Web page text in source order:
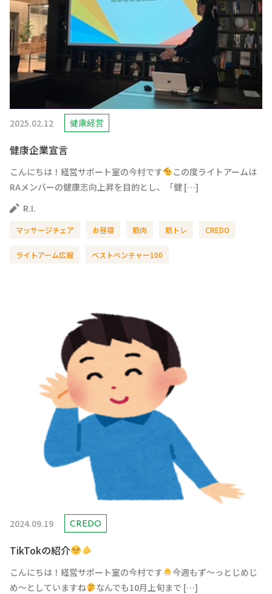
2025.02.12 健康経営
健康企業宣言
こんにちは！経営サポート室の今村です
この度ライトアームは
RAメンバーの健康志向上昇を目的とし、「健 […]
R.I.
マッサージチェア お昼寝 筋肉 筋トレ CREDO
ライトアーム広報 ベストベンチャー100
2024.09.19 CREDO
TikTokの紹介
こんにちは！経営サポート室の今村です
今週もず～っとじめじ
め～としていますね
なんでも10月上旬まで […]